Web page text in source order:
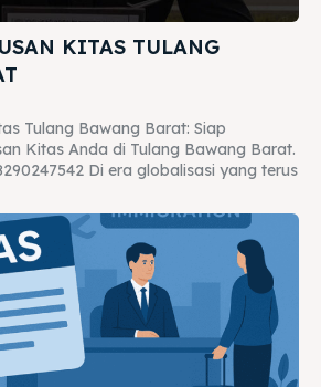
KITAS TULANG
Tulang Bawang Barat: Siap
Kitas Anda di Tulang Bawang Barat.
Di era globalisasi yang terus